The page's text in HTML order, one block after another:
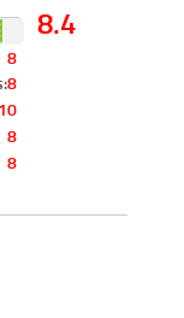
8.4
8
8
10
8
8